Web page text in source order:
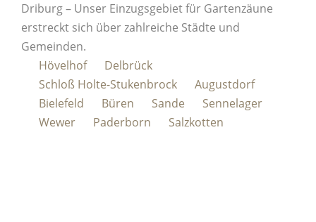
Driburg – Unser Einzugsgebiet für Gartenzäune
erstreckt sich über zahlreiche Städte und
Gemeinden.
Hövelhof
Delbrück
Schloß Holte-Stukenbrock
Augustdorf
Bielefeld
Büren Sande
Sennelager
Wewer
Paderborn Salzkotten